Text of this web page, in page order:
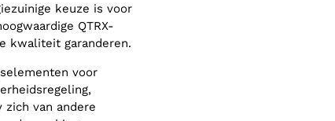
keuze is voor
QTRX-
kwaliteit garanderen.
voor
zich van andere